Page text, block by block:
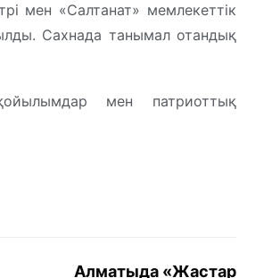
мен «Салтанат» мемлекеттік
Сахнада танымал отандық
мен патриоттық
Алматыда «Жастар